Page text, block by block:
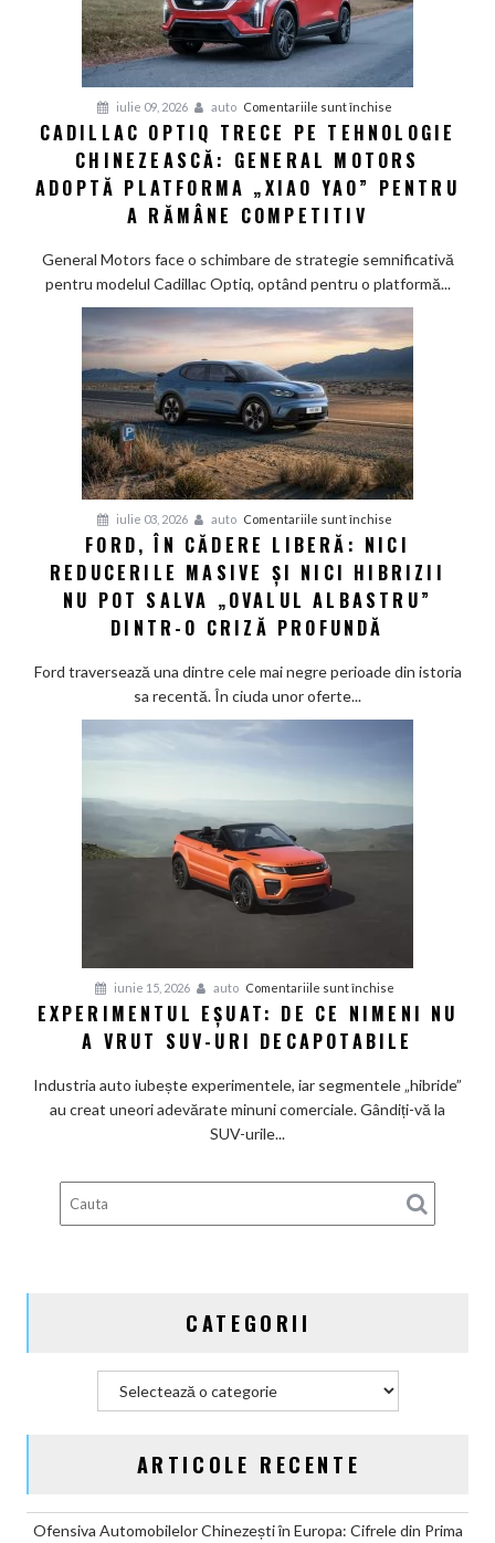
iulie 09, 2026 auto Comentariile sunt închisepentru
Cadillac
Optiq
trece
chinezească:
General
platforma
Yao”
pentru
a
rămâne
competitiv
CADILLAC OPTIQ TRECE PE TEHNOLOGIE
CHINEZEASCĂ: GENERAL MOTORS
ADOPTĂ PLATFORMA „XIAO YAO” PENTRU
A RĂMÂNE COMPETITIV
General Motors face o schimbare de strategie semnificativă
pentru modelul Cadillac Optiq, optând pentru o platformă...
iulie 03, 2026 auto Comentariile sunt închisepentru
Ford,
în
cădere
reducerile
salva
FORD, ÎN CĂDERE LIBERĂ: NICI
REDUCERILE MASIVE ȘI NICI HIBRIZII
NU POT SALVA „OVALUL ALBASTRU”
DINTR-O CRIZĂ PROFUNDĂ
Ford traversează una dintre cele mai negre perioade din istoria
sa recentă. În ciuda unor oferte...
iunie 15, 2026 auto Comentariile sunt închisepentru
Experimentul
eșuat:
ce
nimeni
vrut
SUV-
uri
EXPERIMENTUL EȘUAT: DE CE NIMENI NU
A VRUT SUV-URI DECAPOTABILE
Industria auto iubește experimentele, iar segmentele „hibride”
au creat uneori adevărate minuni comerciale. Gândiți-vă la
SUV-urile...
CATEGORII
ARTICOLE RECENTE
Ofensiva Automobilelor Chinezești în Europa: Cifrele din Prima